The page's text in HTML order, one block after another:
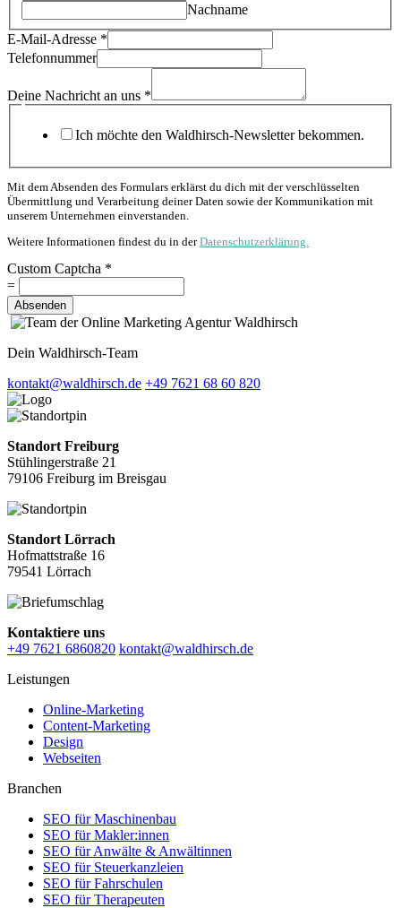
Nachname
E-Mail-Adresse *
Nachricht
uns
Telefonnummer
Deine Nachricht an uns *
Ich möchte den Waldhirsch-Newsletter bekommen.
Mit dem Absenden des Formulars erklärst du dich mit der verschlüsselten
Übermittlung und Verarbeitung deiner Daten sowie der Kommunikation mit
unserem Unternehmen einverstanden.
Weitere Informationen findest du in derDatenschutzerklärung.
Custom Captcha *
=
Absenden
Dein Waldhirsch-Team
kontakt@waldhirsch.de +49 7621 68 60 820
Standort Freiburg
Stühlingerstraße 21
79106 Freiburg im Breisgau
Standort Lörrach
Hofmattstraße 16
79541 Lörrach
Kontaktiere uns
+49 7621 6860820 kontakt@waldhirsch.de
Leistungen
Online-Marketing
Content-Marketing
Design
Webseiten
Branchen
SEO für Maschinenbau
SEO für Makler:innen
SEO für Anwälte & Anwältinnen
SEO für Steuerkanzleien
SEO für Fahrschulen
SEO für Therapeuten